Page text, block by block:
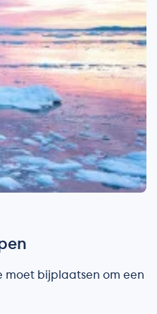
moet bijplaatsen om een